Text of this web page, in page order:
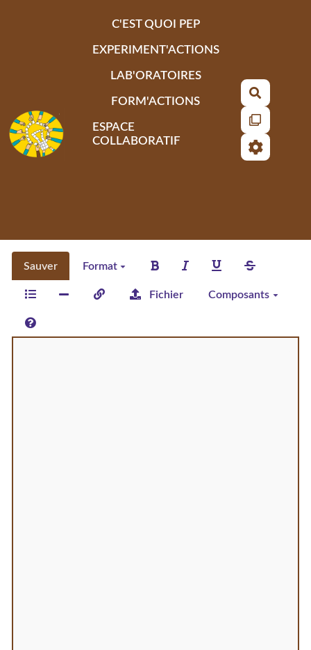
C'EST QUOI PEP
EXPERIMENT'ACTIONS
LAB'ORATOIRES
FORM'ACTIONS
ESPACE
COLLABORATIF
Sauver Format
Fichier Composants